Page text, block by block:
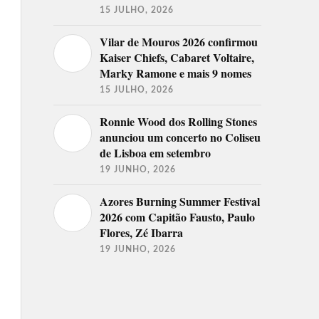
15 JULHO, 2026
Vilar de Mouros 2026 confirmou
Kaiser Chiefs, Cabaret Voltaire,
Marky Ramone e mais 9 nomes
15 JULHO, 2026
Ronnie Wood dos Rolling Stones
anunciou um concerto no Coliseu
de Lisboa em setembro
19 JUNHO, 2026
Azores Burning Summer Festival
2026 com Capitão Fausto, Paulo
Flores, Zé Ibarra
19 JUNHO, 2026